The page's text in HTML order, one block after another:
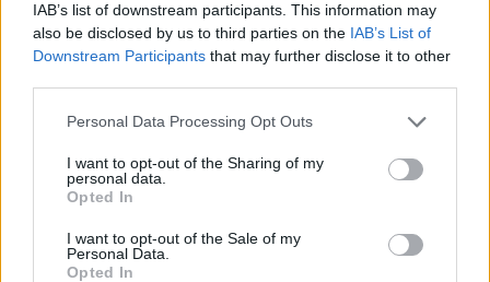
IAB’s list of downstream participants. This information may
also be disclosed by us to third parties on the IAB’s List of
Downstream Participants that may further disclose it to other
Please note that this website/app uses one or more Google
not limited to your visit or usage behaviour. You may click to
grant or deny consent to Google and its third-party tags to
use your data for below specified purposes in below Google
consent section.
Personal Data Processing Opt Outs
I want to opt-out of the Sharing of my
personal data.
Opted In
I want to opt-out of the Sale of my
Personal Data.
Opted In
ΔΙΑΦΗΜΙΣΗ